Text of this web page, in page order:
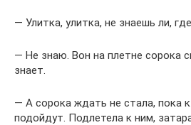
— Улитка, улитка, не знаешь ли, где
— Не знаю. Вон на плетне сорока
знает.
— А сорока ждать не стала, пока
подойдут. Подлетела к ним,